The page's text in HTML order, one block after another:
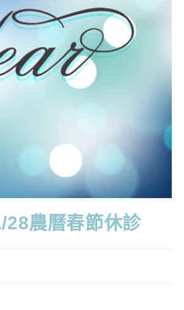
農曆春節休診